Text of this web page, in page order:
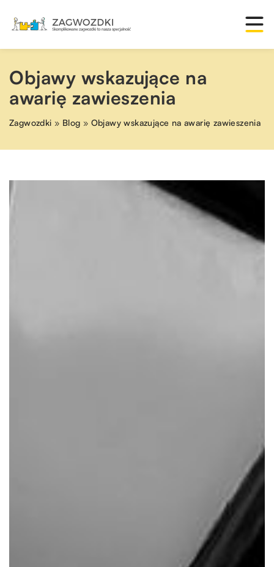
Objawy wskazujące na
awarię zawieszenia
Zagwozdki » Blog » Objawy wskazujące na awarię zawieszenia